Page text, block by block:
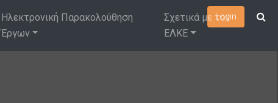
Login
Ηλεκτρονική Παρακολούθηση
Έργων
Σχετικά με τον
ΕΛΚΕ